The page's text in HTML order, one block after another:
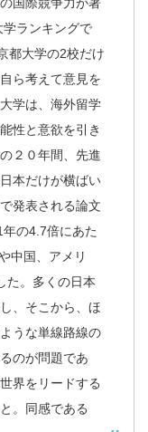
国際競争力が著
ランキングで
都大学の2校だけ
ら考えて意見を
学は、海外留学
性と意欲を引き
２０年間、先進
本だけが横ばい
発表される論文
の4.7倍にあた
中国、アメリ
た。多くの日本
、そこから、ほ
うな単線路線の
のが問題であ
界をリードする
。同感である